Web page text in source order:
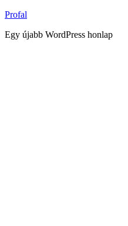
Tartalomhoz
Profal
Egy újabb WordPress honlap